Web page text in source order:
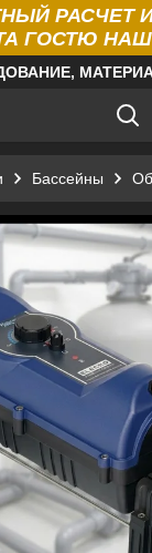
РАСЧЕТ
ГОСТЮ
Бассейны